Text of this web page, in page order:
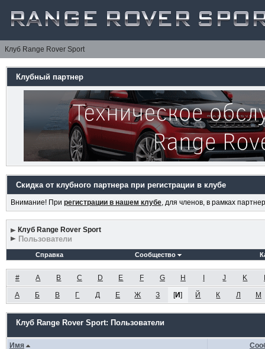
Клуб Range Rover Sport
Клубный партнер
Скидка от клубного партнера при регистрации в клубе
Внимание! При регистрации в нашем клубе, для членов, в рамках
Клуб Range Rover Sport
Пользователи
Справка Сообщество
# A B C D E F G H J K
А Б В Г Д Е Ж З [И] Й К Л М
Клуб Range Rover Sport: Пользователи
Имя